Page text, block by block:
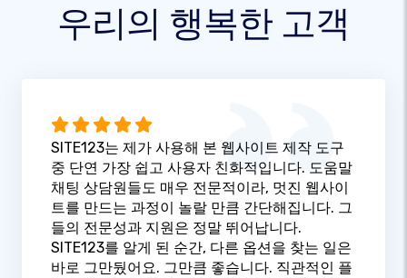
우리의 행복한 고객
SITE123는 제가 사용해 본 웹사이트 제작 도구
중 단연 가장 쉽고 사용자 친화적입니다. 도움말
채팅 상담원들도 매우 전문적이라, 멋진 웹사이
트를 만드는 과정이 놀랄 만큼 간단해집니다. 그
들의 전문성과 지원은 정말 뛰어납니다.
SITE123를 알게 된 순간, 다른 옵션을 찾는 일은
바로 그만뒀어요. 그만큼 좋습니다. 직관적인 플